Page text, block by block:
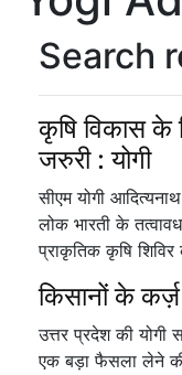
Search
कृषि विकास के
जरुरी : योगी
सीएम योगी
लोक भारती के
प्राकृतिक कृषि
किसानों के
उत्तर प्रदेश की
एक बड़ा फैसला लेने